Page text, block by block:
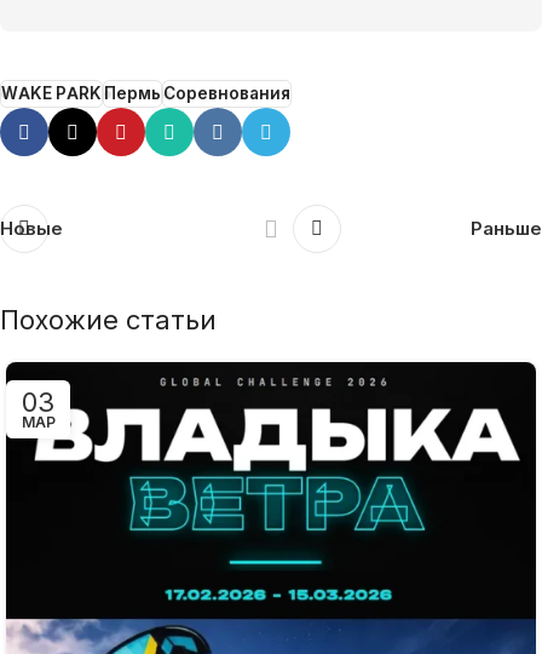
WAKE PARKПермьСоревнования
Новые Раньше
Похожие статьи
03
МАР